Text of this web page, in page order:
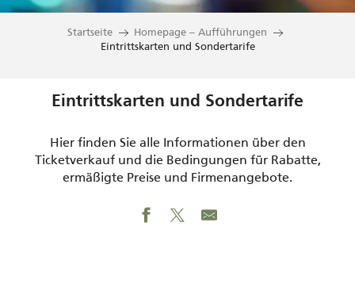
Startseite
Homepage – Aufführungen
Eintrittskarten und Sondertarife
Eintrittskarten und Sondertarife
Hier finden Sie alle Informationen über den
Ticketverkauf und die Bedingungen für Rabatte,
ermäßigte Preise und Firmenangebote.